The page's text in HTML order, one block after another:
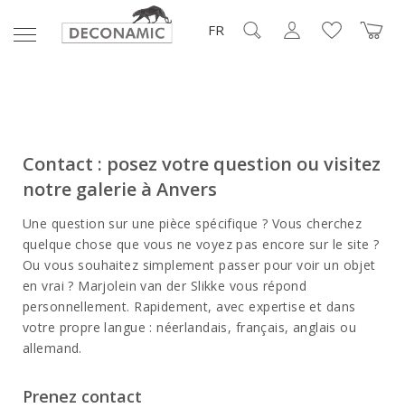
FR
Contact : posez votre question ou visitez
notre galerie à Anvers
Une question sur une pièce spécifique ? Vous cherchez
quelque chose que vous ne voyez pas encore sur le site ?
Ou vous souhaitez simplement passer pour voir un objet
en vrai ? Marjolein van der Slikke vous répond
personnellement. Rapidement, avec expertise et dans
votre propre langue : néerlandais, français, anglais ou
allemand.
Prenez contact